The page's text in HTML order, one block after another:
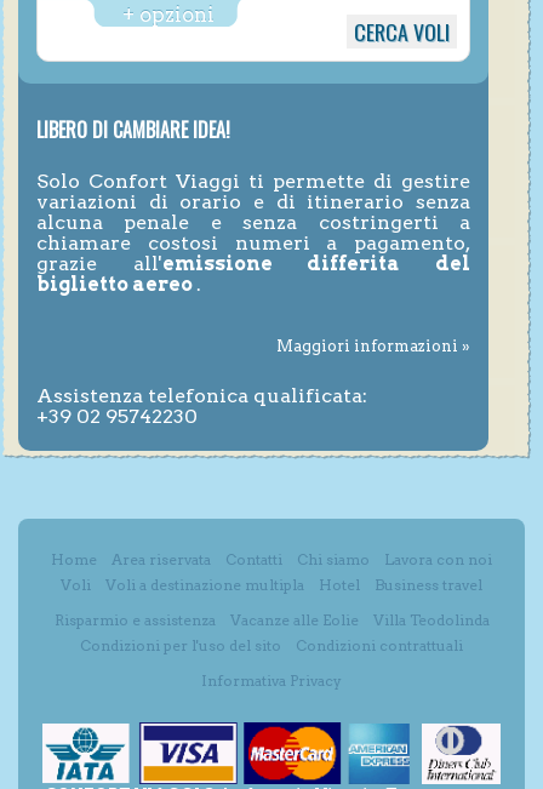
+ opzioni
LIBERO DI CAMBIARE IDEA!
Solo Confort Viaggi ti permette di gestire
variazioni di orario e di itinerario senza
alcuna penale e senza costringerti a
chiamare costosi numeri a pagamento,
grazie all'emissione differita del
biglietto aereo .
Maggiori informazioni »
Assistenza telefonica qualificata:
+39 02 95742230
Home Area riservata Contatti Chi siamo
Lavora con noi
Voli
Voli a destinazione multipla Hotel
Business travel
Risparmio e assistenza
Vacanze alle Eolie
Villa Teodolinda
Condizioni per l'uso del sito
Condizioni contrattuali
Informativa Privacy